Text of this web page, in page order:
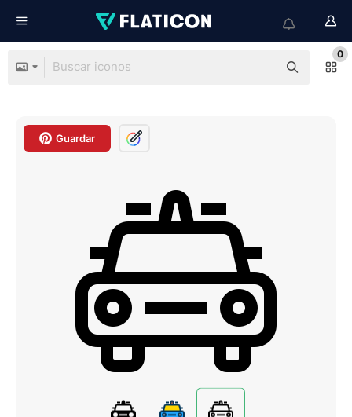
0
Guardar